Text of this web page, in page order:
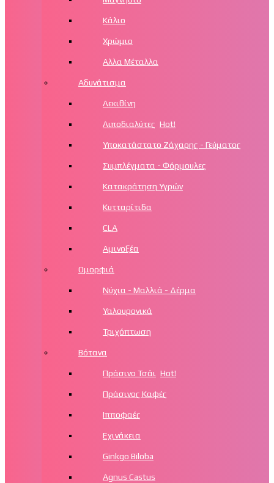
Κάλιο
Χρώμιο
Αλλα Μέταλλα
Αδυνάτισμα
Λεκιθίνη
Λιποδιαλύτες Hot!
Υποκατάστατο Ζάχαρης - Γεύματος
Συμπλέγματα - Φόρμουλες
Κατακράτηση Υγρών
Κυτταρίτιδα
CLA
Αμινοξέα
Ομορφιά
Νύχια - Μαλλιά - Δέρμα
Υαλουρονικά
Τριχόπτωση
Βότανα
Πράσινο Τσάι Hot!
Πράσινος Καφές
Ιπποφαές
Εχινάκεια
Ginkgo Biloba
Agnus Castus